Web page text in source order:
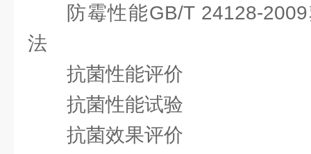
防霉性能GB/T 24128-
法
抗菌性能评价
抗菌性能试验
抗菌效果评价